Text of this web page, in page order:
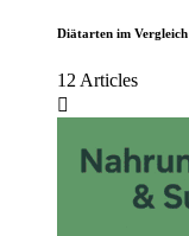
Diätarten im Vergleich
12 Articles